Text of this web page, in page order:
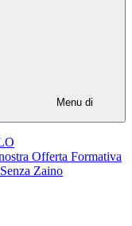
Menu di
Offerta Formativa
Zaino